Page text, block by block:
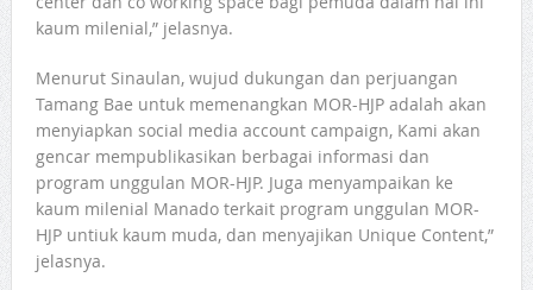
kaum milenial,” jelasnya.
Menurut Sinaulan, wujud dukungan dan perjuangan
Tamang Bae untuk memenangkan MOR-HJP adalah akan
menyiapkan social media account campaign, Kami akan
gencar mempublikasikan berbagai informasi dan
program unggulan MOR-HJP. Juga menyampaikan ke
kaum milenial Manado terkait program unggulan MOR-
HJP untiuk kaum muda, dan menyajikan Unique Content,”
jelasnya.